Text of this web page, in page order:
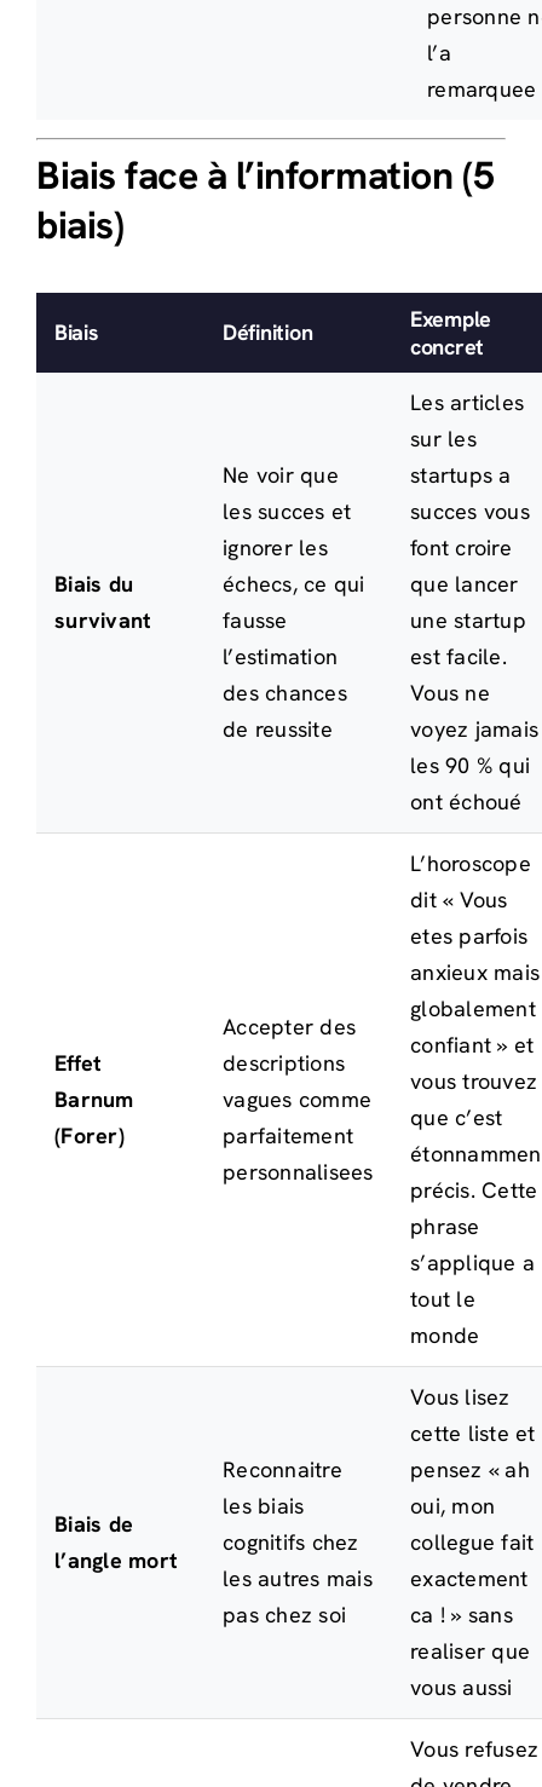
personne
l’a
remarquee
Biais face à l’information (5
biais)
Biais Définition
Exemple
concret
Biais du
survivant
Ne voir que
les succes et
ignorer les
échecs, ce qui
fausse
l’estimation
des chances
de reussite
Les articles
sur les
startups a
succes vous
font croire
que lancer
une startup
est facile.
Vous ne
voyez jamais
les 90 % qui
ont échoué
Effet
Barnum
(Forer)
Accepter des
descriptions
vagues comme
parfaitement
personnalisees
L’horoscope
dit « Vous
etes parfois
anxieux mais
globalement
confiant » et
vous trouvez
que c’est
précis. Cette
phrase
s’applique a
tout le
monde
Biais de
l’angle mort
Reconnaitre
les biais
cognitifs chez
les autres mais
pas chez soi
Vous lisez
cette liste et
pensez « ah
oui, mon
collegue fait
exactement
ca ! » sans
realiser que
vous aussi
Vous refusez